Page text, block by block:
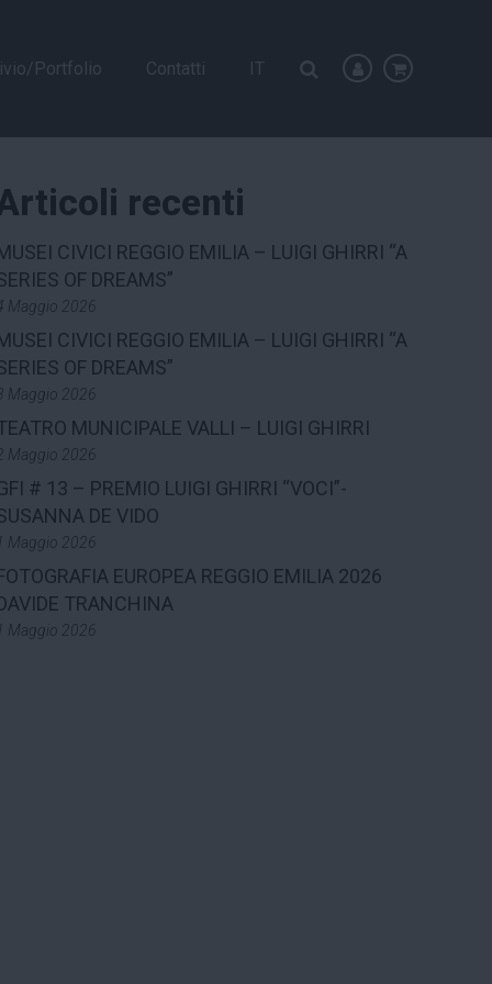
Portfolio Contatti IT
recenti
CIVICI REGGIO EMILIA – LUIGI GHIRRI “A
OF DREAMS”
Maggio 2026
CIVICI REGGIO EMILIA – LUIGI GHIRRI “A
OF DREAMS”
Maggio 2026
MUNICIPALE VALLI – LUIGI GHIRRI
Maggio 2026
# 13 – PREMIO LUIGI GHIRRI “VOCI”-
DE VIDO
Maggio 2026
EUROPEA REGGIO EMILIA 2026
TRANCHINA
Maggio 2026